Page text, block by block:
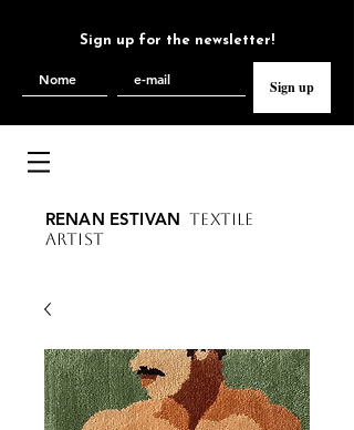
Sign up for the newsletter!
Sign up
RENAN ESTIVAN TEXTILE
ARTIST